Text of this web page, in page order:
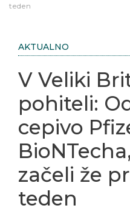
teden
AKTUALNO
V Veliki
pohiteli:
cepivo
začeli že
teden